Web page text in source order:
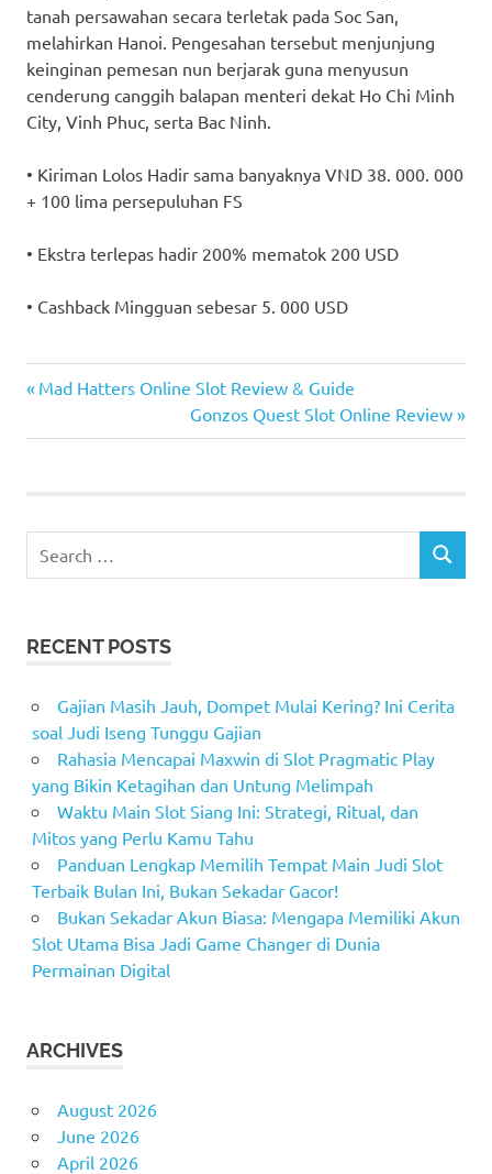
tanah persawahan secara terletak pada Soc San,
melahirkan Hanoi. Pengesahan tersebut menjunjung
keinginan pemesan nun berjarak guna menyusun
cenderung canggih balapan menteri dekat Ho Chi Minh
City, Vinh Phuc, serta Bac Ninh.
• Kiriman Lolos Hadir sama banyaknya VND 38. 000. 000
+ 100 lima persepuluhan FS
• Ekstra terlepas hadir 200% mematok 200 USD
• Cashback Mingguan sebesar 5. 000 USD
Post
navigation
Previous
Mad Hatters Online Slot Review & Guide
Next
Post:
Gonzos Quest Slot Online Review
for:
SEARCH
RECENT POSTS
Gajian Masih Jauh, Dompet Mulai Kering? Ini Cerita
soal Judi Iseng Tunggu Gajian
Rahasia Mencapai Maxwin di Slot Pragmatic Play
yang Bikin Ketagihan dan Untung Melimpah
Waktu Main Slot Siang Ini: Strategi, Ritual, dan
Mitos yang Perlu Kamu Tahu
Panduan Lengkap Memilih Tempat Main Judi Slot
Terbaik Bulan Ini, Bukan Sekadar Gacor!
Bukan Sekadar Akun Biasa: Mengapa Memiliki Akun
Slot Utama Bisa Jadi Game Changer di Dunia
Permainan Digital
ARCHIVES
August 2026
June 2026
April 2026